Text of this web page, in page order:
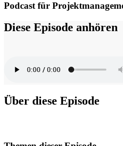
Podcast für
Diese Episode anhören
Über diese Episode